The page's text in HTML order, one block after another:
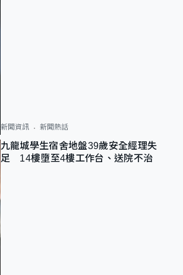
新聞資訊 新聞熱話
九龍城學生宿舍地盤39歲安全經理失
足 14樓墮至4樓工作台、送院不治